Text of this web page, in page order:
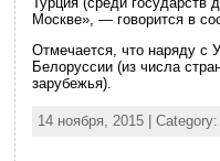
Москве», — говорится в
Отмечается, что наряду с
Белоруссии (из числа
зарубежья).
14 ноября, 2015 | Category: